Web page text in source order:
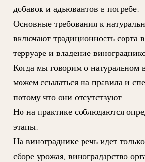
добавок и адъювантов в погребе.
Основные требования к
включают традиционность сорта
терруаре и владение
Когда мы говорим о натуральном
можем ссылаться на правила и
потому что они отсутствуют.
Но на практике соблюдаются
этапы.
На винограднике речь идет
сборе урожая, виноградарство